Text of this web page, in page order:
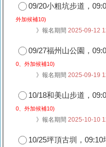
09/20小粗坑步道，
外加候補10)
》報名期間 2025-09-12
09/27福州山公園，
0、外加候補10)
》報名期間 2025-09-19
10/18和美山步道，
0、外加候補10)
》報名期間 2025-10-10
10/25坪頂古圳，